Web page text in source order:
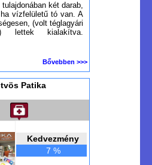
két darab,
vízfelületű tó van. A
(volt téglagyári
lettek kialakítva.
Bővebben >>>
Patika
Kedvezmény
7 %